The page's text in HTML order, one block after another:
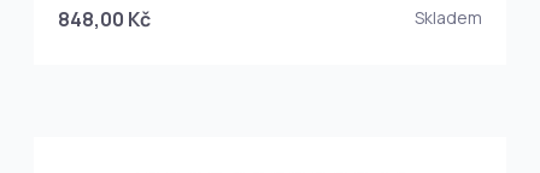
848,00 Kč Skladem